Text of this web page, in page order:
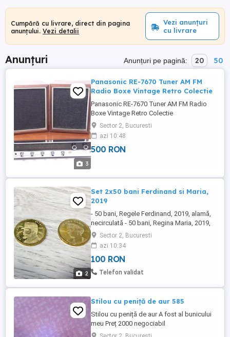
Cumpără cu livrare, direct din pagina
anunțului. Vezi detalii
Vezi anunțuri
cu livrare
Anunțuri Anunțuri pe pagină: 20 50
3
Panasonic RE-7670 Tuner AM FM
Radio Boxe Vintage Retro Colectie
Panasonic RE-7670 Tuner AM FM Radio
Boxe Vintage Retro Colectie
Sector 2, Bucuresti
azi 10:48
500 RON
2
Set 2x50 bani Ferdinand si Maria,
2019
- 50 bani, Regele Ferdinand, 2019, alamă,
necirculată - 50 bani, Regina Maria, 2019,
alamă, necirculată
Sector 2, Bucuresti
azi 10:34
100 RON
Telefon validat
Stilou cu peniță de aur 585
Stilou cu peniță de aur A fost al bunicului
meu Preț 2000 negociabil